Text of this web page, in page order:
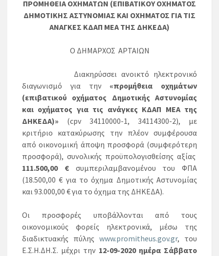
ΠΡΟΜΗΘΕΙΑ ΟΧΗΜΑΤΩΝ (ΕΠΙΒΑΤΙΚΟΥ ΟΧΗΜΑΤΟΣ
ΔΗΜΟΤΙΚΗΣ ΑΣΤΥΝΟΜΙΑΣ ΚΑΙ ΟΧΗΜΑΤΟΣ ΓΙΑ ΤΙΣ
ΑΝΑΓΚΕΣ ΚΔΑΠ ΜΕΑ ΤΗΣ ΔΗΚΕΔΑ)
Ο ΔΗΜΑΡΧΟΣ ΑΡΤΑΙΩΝ
Διακηρύσσει ανοικτό ηλεκτρονικό
διαγωνισμό για την «προμήθεια οχημάτων
(επιβατικού οχήματος Δημοτικής Αστυνομίας
και οχήματος για τις ανάγκες ΚΔΑΠ ΜΕΑ της
ΔΗΚΕΔΑ)» (cpv 34110000-1, 34114300-2), με
κριτήριο κατακύρωσης την πλέον συμφέρουσα
από οικονομική άποψη προσφορά (συμφερότερη
προσφορά), συνολικής προϋπολογισθείσης αξίας
111.500,00 €συμπεριλαμβανομένου του ΦΠΑ
(18.500,00 € για το όχημα Δημοτικής Αστυνομίας
και 93.000,00 € για το όχημα της ΔΗΚΕΔΑ).
Οι προσφορές υποβάλλονται από τους
οικονομικούς φορείς ηλεκτρονικά, μέσω της
διαδικτυακής πύλης www.promitheus.gov.gr, του
Ε.Σ.Η.ΔΗ.Σ. μέχρι την 12-09-2020 ημέρα Σάββατο